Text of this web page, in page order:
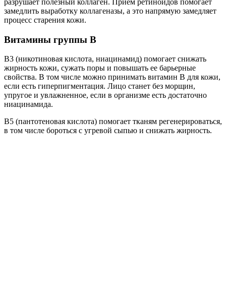
разрушает полезный коллаген. Прием ретиноидов помогает
замедлить выработку коллагеназы, а это напрямую замедляет
процесс старения кожи.
Витамины группы В
В3 (никотиновая кислота, ниацинамид) помогает снижать
жирность кожи, сужать поры и повышать ее барьерные
свойства. В том числе можно принимать витамин В для кожи,
если есть гиперпигментация. Лицо станет без морщин,
упругое и увлажненное, если в организме есть достаточно
ниацинамида.
В5 (пантотеновая кислота) помогает тканям регенерироваться,
в том числе бороться с угревой сыпью и снижать жирность.